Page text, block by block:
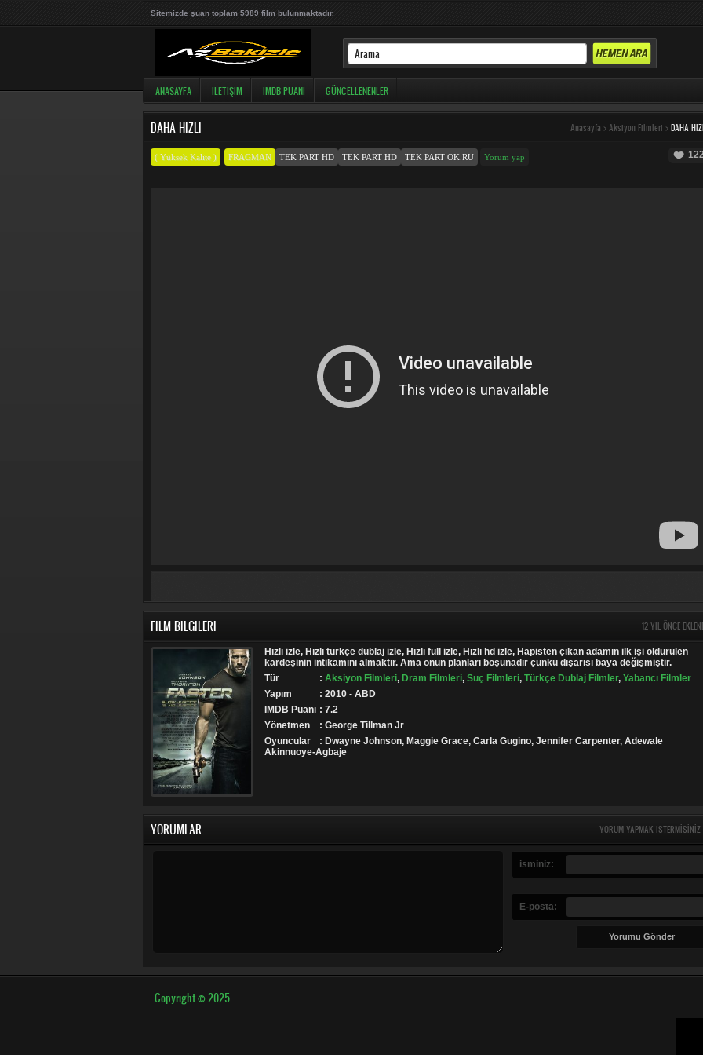
Sitemizde şuan toplam 5989 film bulunmaktadır.
ANASAYFA İLETIŞIM İMDB PUANI GÜNCELLENENLER
DAHA HIZLI Anasayfa > Aksiyon Filmleri > DAHA
( Yüksek Kalite ) FRAGMAN TEK PART HD TEK PART HD TEK PART OK.RU Yorum yap
FILM BILGILERI 12 YIL ÖNCE
Hızlı izle, Hızlı türkçe dublaj izle, Hızlı full izle, Hızlı hd izle, Hapisten çıkan adamın ilk işi öldürülen
kardeşinin intikamını almaktır. Ama onun planları boşunadır çünkü dışarısı baya değişmiştir.
Tür
: Aksiyon Filmleri, Dram Filmleri, Suç Filmleri, Türkçe Dublaj Filmler, Yabancı Filmler
Yapım
: 2010 - ABD
IMDB Puanı : 7.2
Yönetmen
: George Tillman Jr
Oyuncular
: Dwayne Johnson, Maggie Grace, Carla Gugino, Jennifer Carpenter, Adewale
Akinnuoye-Agbaje
YORUMLAR YORUM YAPMAK
isminiz:
E-posta:
Copyright © 2025